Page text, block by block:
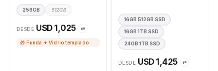
256GB 512GB
DESDE USD 1,025 ⇄
🎁 Funda + Vidrio templado
16GB 512GB SSD
16GB 1TB SSD
24GB 1TB SSD
DESDE USD 1,425 ⇄